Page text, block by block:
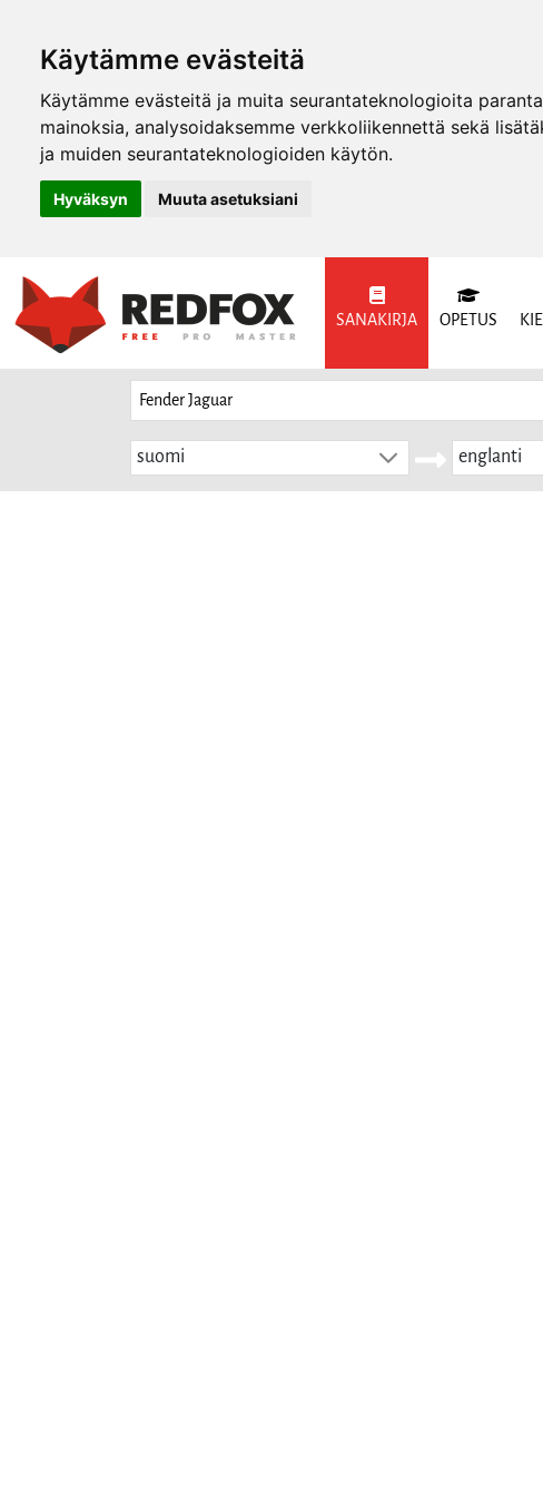
Käytämme evästeitä
Käytämme evästeitä ja muita seurantateknologioita
mainoksia, analysoidaksemme verkkoliikennettä sekä
ja muiden seurantateknologioiden käytön.
Hyväksyn Muuta asetuksiani
SANAKIRJA OPETUS
suomi englanti